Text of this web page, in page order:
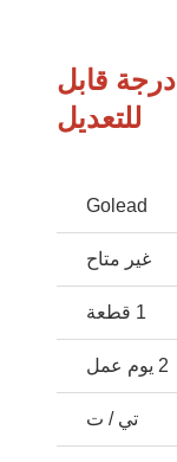
180 سم حامل الهاتف الألومنيوم 360 درجة قابل
للتعديل
Golead
غير متاح
1 قطعة
2 يوم عمل
تي / ت